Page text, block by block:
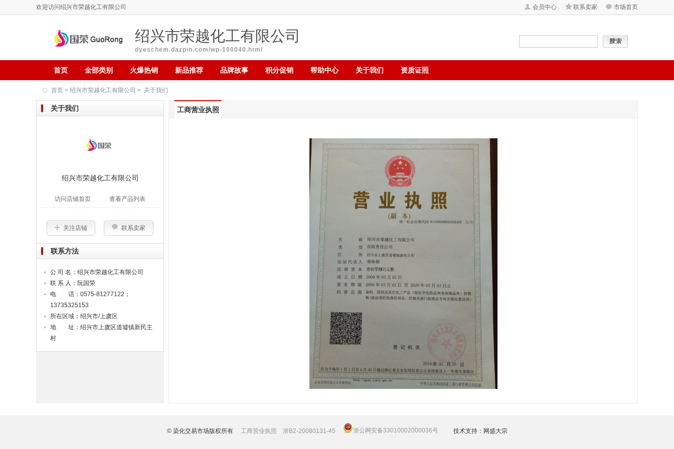
欢迎访问绍兴市荣越化工有限公司 会员中心 联系卖家 市场首页
绍兴市荣越化工有限公司
dyeschem.dazpin.com/wp-100040.html
首页 全部类别 火爆热销 新品推荐 品牌故事 积分促销 帮助中心 关于我们 资质证照
首页 > 绍兴市荣越化工有限公司 > 关于我们
关于我们
绍兴市荣越化工有限公司
访问店铺首页 查看产品列表
关注店铺 联系卖家
联系方法
公 司 名： 绍兴市荣越化工有限公司
联 系 人：阮国荣
电 话：0575-81277122；
13735325153
所在区域：绍兴市/上虞区
地 址：绍兴市上虞区道墟镇新民主
村
工商营业执照
© 染化交易市场版权所有 工商营业执照 浙B2-20080131-45 浙公网安备33010002000036号技术支持：网盛大宗